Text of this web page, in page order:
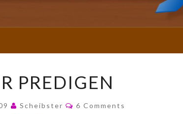
PREDIGEN
PREDIGEN
Scheibster Comments
6 Comments